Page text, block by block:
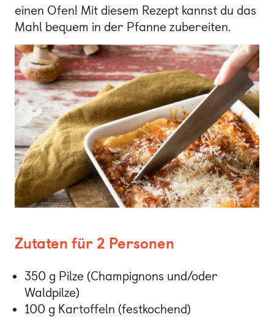
einen Ofen! Mit diesem Rezept kannst du das
Mahl bequem in der Pfanne zubereiten.
Zutaten für 2 Personen
350 g Pilze (Champignons und/oder
Waldpilze)
100 g Kartoffeln (festkochend)